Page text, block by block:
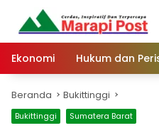
Langsung
konten
Ekonomi
Hukum dan
Beranda Bukittinggi
Bukittinggi Sumatera Barat